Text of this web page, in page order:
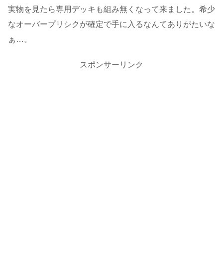
実物を見たら専用デッキも組み無くなって来ました。希少
なオーバープリシクが確定で手に入るなんてありがたいな
ぁ…。
スポンサーリンク